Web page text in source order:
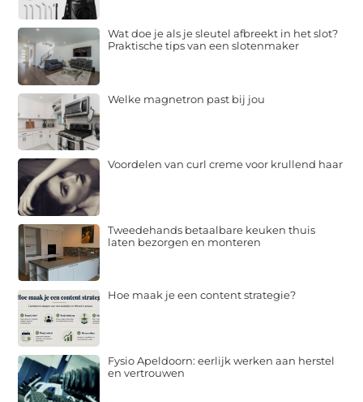
Wat doe je als je sleutel afbreekt in het slot?
Praktische tips van een slotenmaker
Welke magnetron past bij jou
Voordelen van curl creme voor krullend haar
Tweedehands betaalbare keuken thuis
laten bezorgen en monteren
Hoe maak je een content strategie?
Fysio Apeldoorn: eerlijk werken aan herstel
en vertrouwen